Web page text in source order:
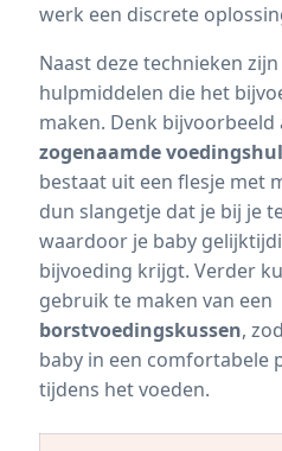
werk een discrete
Naast deze technieken
hulpmiddelen die het
maken. Denk bijvoorbeeld
zogenaamde
bestaat uit een flesje met
dun slangetje dat je bij je
waardoor je baby
bijvoeding krijgt. Verder
gebruik te maken van een
borstvoedingskussen,
baby in een comfortabele
tijdens het voeden.